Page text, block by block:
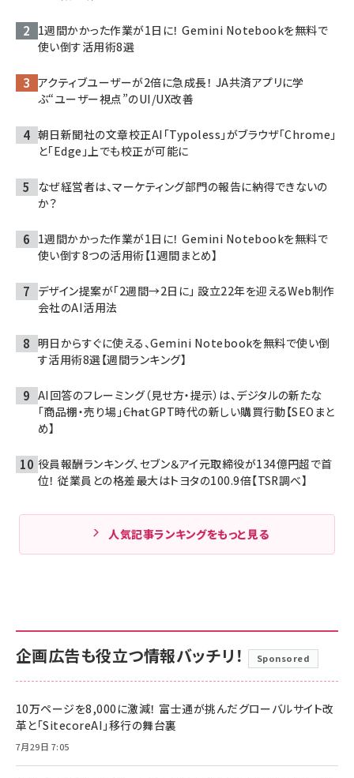
1週間かかった作業が1日に！ Gemini Notebookを無料で
使い倒す活用術8選
アクティブユーザーが2倍に急成長！ JA共済アプリに学
ぶ“ユーザー視点”のUI/UX改善
朝日新聞社の文章校正AI「Typoless」がブラウザ「Chrome」
と「Edge」上でも校正が可能に
なぜ経営者は、マーケティング部門の報告に納得できないの
か？
1週間かかった作業が1日に！ Gemini Notebookを無料で
使い倒す8つの活用術【1週間まとめ】
デザイン提案が「2週間→2日に」 設立22年を迎えるWeb制作
会社のAI活用法
明日からすぐに使える、Gemini Notebookを無料で使い倒
す活用術8選【週間ランキング】
AI回答のフレーミング（見せ方・提示）は、デジタルの新たな
「商品棚・売り場」――ChatGPT時代の新しい購買行動【SEOまと
め】
役員報酬ランキング、セブン＆アイ元取締役が134億円超で首
位！ 従業員との格差最大はトヨタの100.9倍【TSR調べ】
人気記事ランキングをもっと見る
企画広告も役立つ情報バッチリ！ Sponsored
10万ページを8,000に激減！ 富士通が挑んだグローバルサイト改
革と「SitecoreAI」移行の舞台裏
7月29日 7:05